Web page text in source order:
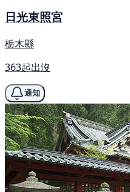
日光東照宮
栃木縣
363起出沒
通知